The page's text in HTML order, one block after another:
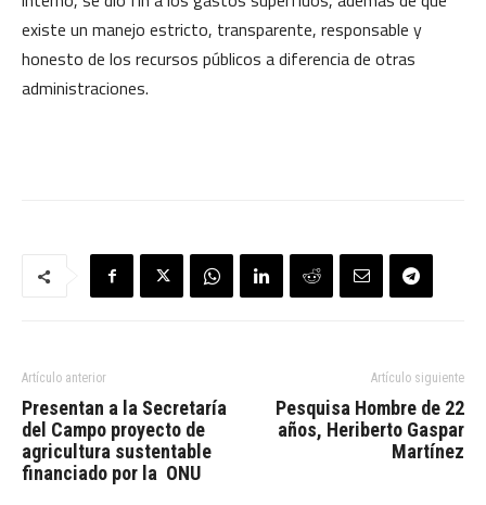
existe un manejo estricto, transparente, responsable y
honesto de los recursos públicos a diferencia de otras
administraciones.
Artículo anterior
Presentan a la Secretaría
del Campo proyecto de
agricultura sustentable
financiado por la ONU
Artículo siguiente
Pesquisa Hombre de 22
años, Heriberto Gaspar
Martínez